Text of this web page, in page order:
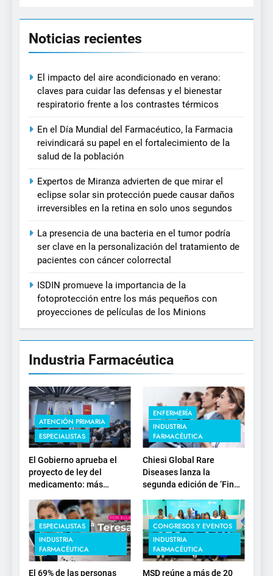
Noticias recientes
El impacto del aire acondicionado en verano:
claves para cuidar las defensas y el bienestar
respiratorio frente a los contrastes térmicos
En el Día Mundial del Farmacéutico, la Farmacia
reivindicará su papel en el fortalecimiento de la
salud de la población
Expertos de Miranza advierten de que mirar el
eclipse solar sin protección puede causar daños
irreversibles en la retina en solo unos segundos
La presencia de una bacteria en el tumor podría
ser clave en la personalización del tratamiento de
pacientes con cáncer colorrectal
ISDIN promueve la importancia de la
fotoprotección entre los más pequeños con
proyecciones de películas de los Minions
Industria Farmacéutica
ATENCIÓN PRIMARIA
ESPECIALISTAS
El Gobierno aprueba el
proyecto de ley del
medicamento: más
sostenibilidad, autonomía
estratégica y
modernización para el
SNS
ENFERMERÍA
INDUSTRIA
FARMACÉUTICA
Chiesi Global Rare
Diseases lanza la
segunda edición de ‘Find
For Rare’ para impulsar la
investigación en
enfermedades de
depósito lisosomal
ESPECIALISTAS
INDUSTRIA
FARMACÉUTICA
El 69% de las personas
CONGRESOS Y EVENTOS
INDUSTRIA
FARMACÉUTICA
MSD reúne a más de 20